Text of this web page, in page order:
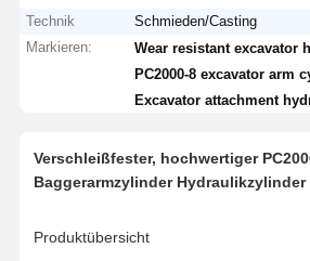
Technik
Schmieden/Casting
Markieren:
Wear resistant excavator
PC2000-8 excavator arm
Excavator attachment
Verschleißfester, hochwertiger
Baggerarmzylinder
Produktübersicht